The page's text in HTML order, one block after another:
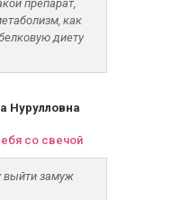
препарат,
как
диету
Нурулловна
со свечой
выйти замуж